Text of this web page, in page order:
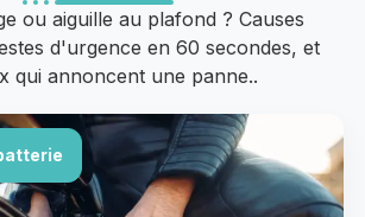
ou aiguille au plafond ? Causes
d'urgence en 60 secondes, et
qui annoncent une panne..